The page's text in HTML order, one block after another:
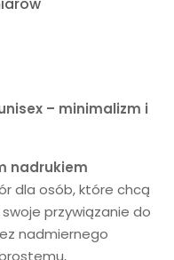
– minimalizm i
nadrukiem
dla osób, które chcą
przywiązanie do
nadmiernego